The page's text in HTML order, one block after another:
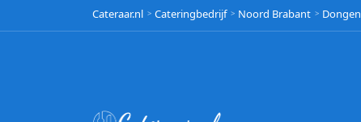
Cateraar.nl Cateringbedrijf Noord Brabant Dongen